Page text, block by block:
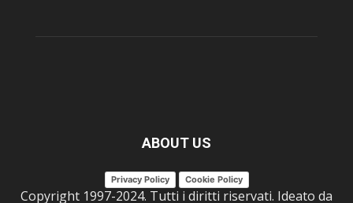
ABOUT US
Privacy Policy Cookie Policy
Copyright 1997-2024. Tutti i diritti riservati. Ideato da